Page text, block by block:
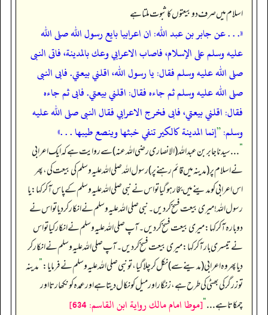
اسلام میں صرف دو بیعتوں کا ثبوت ملتا ہے
«. . . عن جابر بن عبد الله: ان اعرابيا بايع رسول الله صلى الله
عليه وسلم على الإسلام، فاصاب الاعرابي وعك بالمدينة، فاتى النبى
صلى الله عليه وسلم فقال: يا رسول الله، اقلني بيعتي. فابى النبى
صلى الله عليه وسلم ثم جاءه فقال: اقلني بيعتي. فابى ثم جاءه
فقال: اقلني بيعتي، فابى فخرج الاعرابي فقال النبى صلى الله عليه
وسلم:”إنما المدينة كالكير تنفي خبثها وينصع طيبها . . .»
”. . . سیدنا جابر بن عبداللہ (الانصاری رضی اللہ عنہ) سے روایت ہے کہ ایک اعرابی
نے اسلام پر (مدینہ میں قائم رہنے پر) رسول اللہ صلی اللہ علیہ وسلم کی بیعت کی، پھر
اس اعرابی کو مدینے میں بخار ہو گیا تو اس نے نبی صلی اللہ علیہ وسلم کے پاس آ کر کہا: یا
رسول اللہ! میری بیعت فسخ کر دیں۔ نبی صلی اللہ علیہ وسلم نے انکار کر دیا تو اس نے
دوبارہ آ کر کہا: میری بیعت فسخ کر دیں۔ آپ صلی اللہ علیہ وسلم نے انکار کیا تو اس
نے تیسری بار آ کر کہا: میری بیعت فسخ کر دیں۔ آپ صلی اللہ علیہ وسلم نے انکار کر
دیا پھر وہ اعرابی (مدینے سے) نکل کر چلا گیا، تو نبی صلی اللہ علیہ وسلم نے فرمایا:”مدینہ
تو زرگر کی بھٹی کی طرح ہے، زنگار اور میل کو نکال دیتا ہے اور عمدہ کو نکھارتا اور
چمکاتا ہے . . .“[موطا امام مالك رواية ابن القاسم: 634]